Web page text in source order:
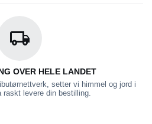
OVER HELE LANDET
setter vi himmel og jord i
raskt levere din bestilling.